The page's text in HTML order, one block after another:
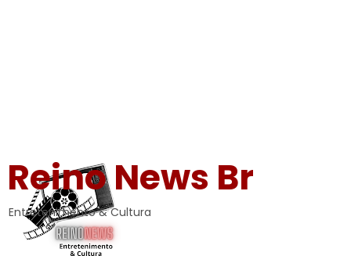
Reino News Br
Entretenimento & Cultura